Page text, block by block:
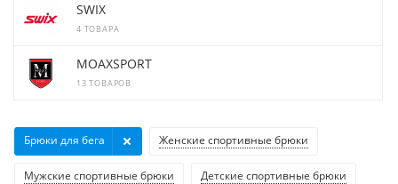
SWIX
4 ТОВАРА
MOAXSPORT
13 ТОВАРОВ
Женские спортивные брюки
Мужские спортивные брюки Детские спортивные брюки
Брюки для бега